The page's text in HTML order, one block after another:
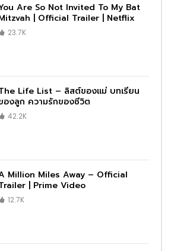
Are So Not Invited To My Bat
| Official Trailer | Netflix
23.7K
Life List – ลิสต์ของแม่ บทเรียน
องลูก ความรักของชีวิต
42.2K
Million Miles Away – Official
| Prime Video
12.7K